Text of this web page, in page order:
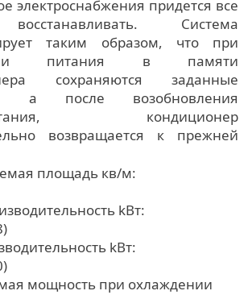
электроснабжения придется все
Система
таким образом, что при
питания в памяти
сохраняются заданные
а после возобновления
кондиционер
возвращается к прежней
площадь кв/м:
kВт:
kВт:
мощность при охлаждении